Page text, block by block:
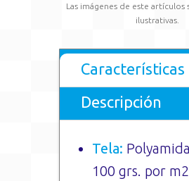
Las imágenes de este artículos
ilustrativas.
Características
Descripción
Tela:
100 grs. por